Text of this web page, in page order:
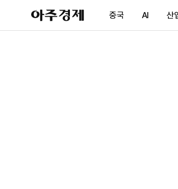
아
주
제
중국 AI 산